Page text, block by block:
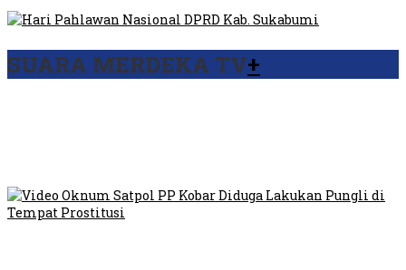
SUARA MERDEKA TV+